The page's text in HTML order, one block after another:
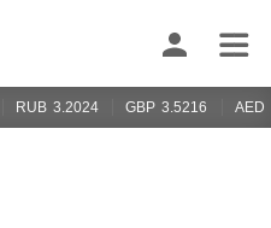
RUB 3.2024 GBP 3.5216 AED